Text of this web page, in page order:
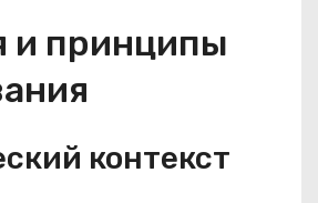
и принципы
контекст